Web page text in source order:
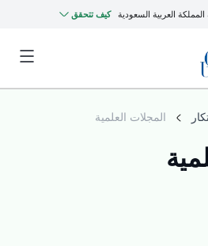
العربية السعودية كيف تتحقق
المجلات العلمية